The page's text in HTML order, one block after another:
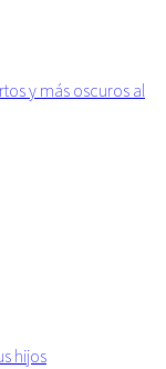
y más oscuros al
hijos